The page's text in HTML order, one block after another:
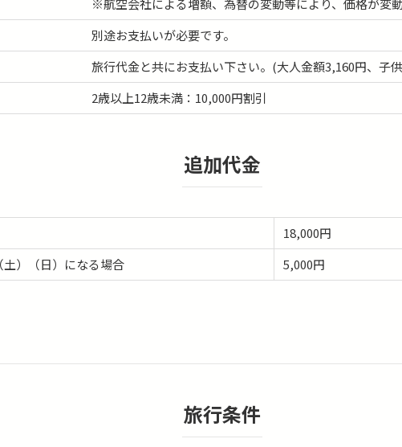
※航空会社による増額、為替の変動等により、価格が変
別途お支払いが必要です。
旅行代金と共にお支払い下さい。(大人金額3,160円、子
2歳以上12歳未満：10,000円割引
追加代金
18,000円
）（日）になる場合
5,000円
旅行条件